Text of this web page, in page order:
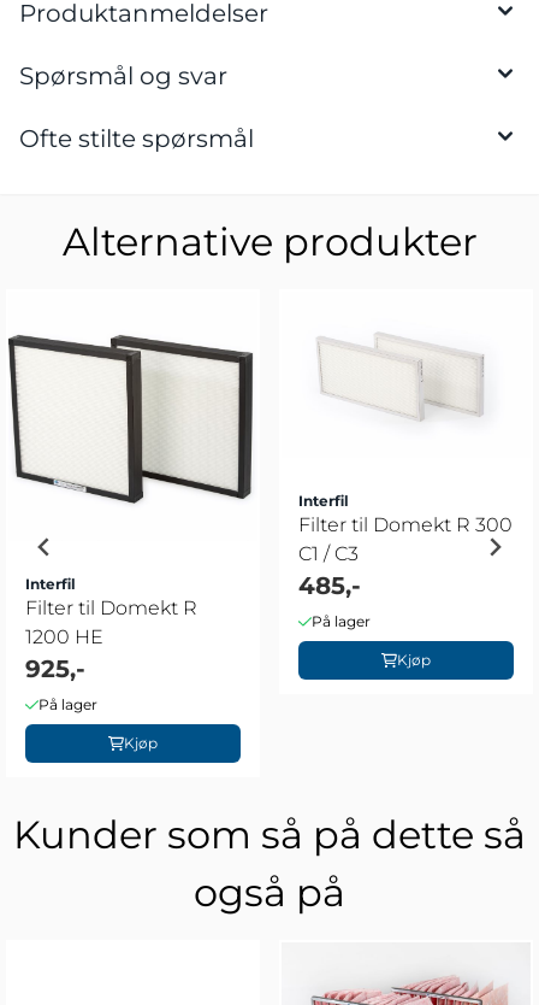
Produktanmeldelser
Spørsmål og svar
Ofte stilte spørsmål
Alternative produkter
Interfil
Filter til Domekt R
1200 HE
925,-
På lager
Kjøp
Interfil
Filter til Domekt R 300
C1 / C3
485,-
På lager
Kjøp
Kunder som så på dette så
også på